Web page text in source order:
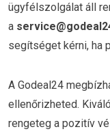
ügyfélszolgálat áll
a
segítséget kérni, ha
A Godeal24
ellenőrizheted.
rengeteg a pozitív